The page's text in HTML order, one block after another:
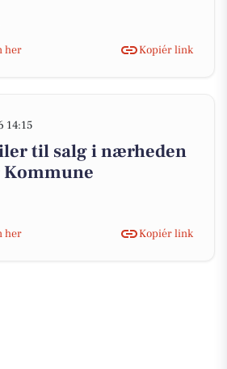
her
Kopiér link
14:15
til salg i nærheden
Kommune
her
Kopiér link